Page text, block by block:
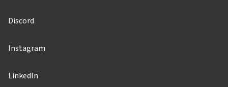
Discord
Instagram
LinkedIn